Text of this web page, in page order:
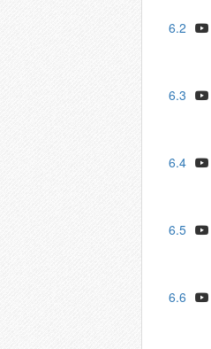
6.2
6.3
6.4
6.5
6.6